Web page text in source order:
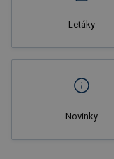
Letáky
Novinky